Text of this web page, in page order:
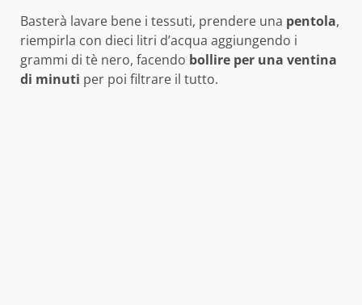
Basterà lavare bene i tessuti, prendere una pentola,
riempirla con dieci litri d’acqua aggiungendo i
grammi di tè nero, facendo bollire per una ventina
di minuti per poi filtrare il tutto.